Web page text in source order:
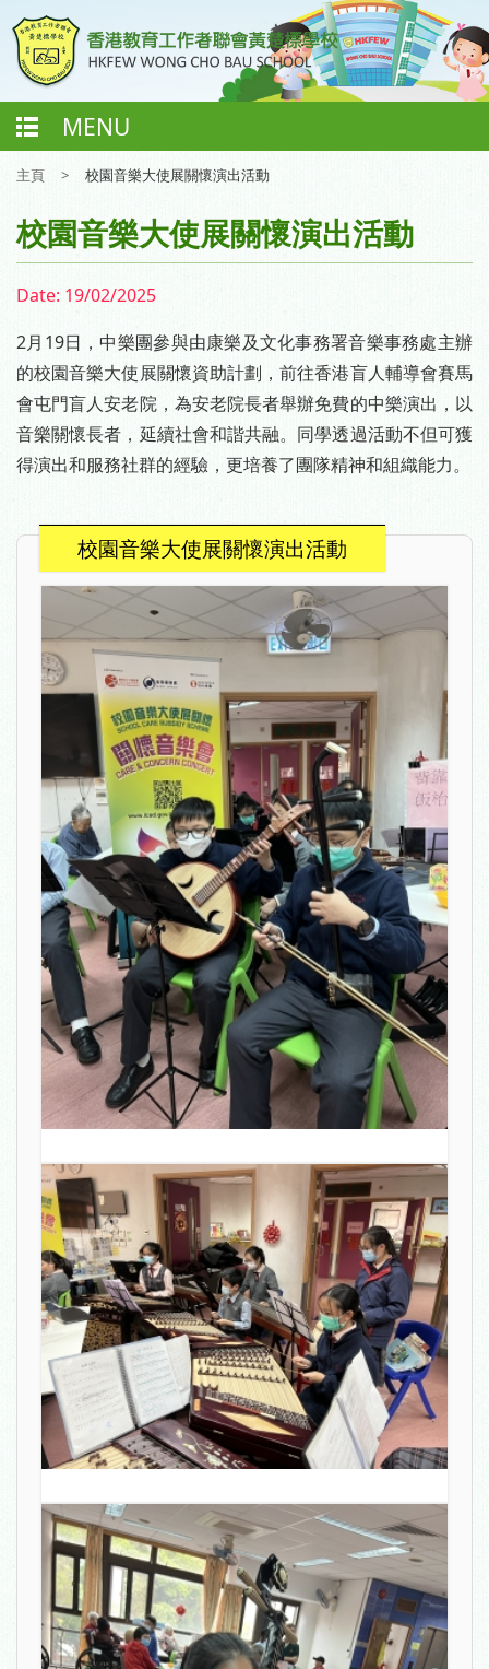
MENU
主頁 > 校園音樂大使展關懷演出活動
校園音樂大使展關懷演出活動
Date: 19/02/2025
2月19日，中樂團參與由康樂及文化事務署音樂事務處主辦
的校園音樂大使展關懷資助計劃，前往香港盲人輔導會賽馬
會屯門盲人安老院，為安老院長者舉辦免費的中樂演出，以
音樂關懷長者，延續社會和諧共融。同學透過活動不但可獲
得演出和服務社群的經驗，更培養了團隊精神和組織能力。
校園音樂大使展關懷演出活動